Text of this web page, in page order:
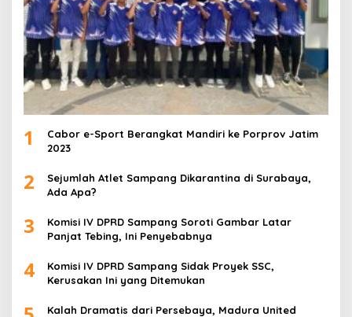
1
Cabor e-Sport Berangkat Mandiri ke Porprov Jatim
2023
2
Sejumlah Atlet Sampang Dikarantina di Surabaya,
Ada Apa?
3
Komisi IV DPRD Sampang Soroti Gambar Latar
Panjat Tebing, Ini Penyebabnya
4
Komisi IV DPRD Sampang Sidak Proyek SSC,
Kerusakan Ini yang Ditemukan
Kalah Dramatis dari Persebaya, Madura United